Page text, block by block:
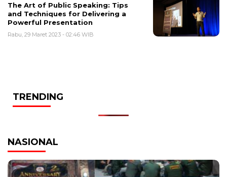
The Art of Public Speaking: Tips
and Techniques for Delivering a
Powerful Presentation
Rabu, 29 Maret 2023 - 02:46 WIB
TRENDING
NASIONAL